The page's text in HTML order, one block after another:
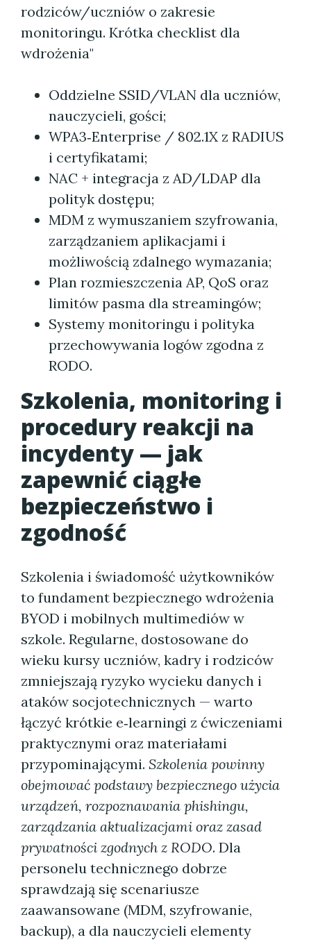
rodziców/uczniów o zakresie
monitoringu. Krótka checklist dla
wdrożenia"
Oddzielne SSID/VLAN dla uczniów,
nauczycieli, gości;
WPA3‑Enterprise / 802.1X z RADIUS
i certyfikatami;
NAC + integracja z AD/LDAP dla
polityk dostępu;
MDM z wymuszaniem szyfrowania,
zarządzaniem aplikacjami i
możliwością zdalnego wymazania;
Plan rozmieszczenia AP, QoS oraz
limitów pasma dla streamingów;
Systemy monitoringu i polityka
przechowywania logów zgodna z
RODO.
Szkolenia, monitoring i
procedury reakcji na
incydenty — jak
zapewnić ciągłe
bezpieczeństwo i
zgodność
Szkolenia i świadomość użytkowników
to fundament bezpiecznego wdrożenia
BYOD i mobilnych multimediów w
szkole. Regularne, dostosowane do
wieku kursy uczniów, kadry i rodziców
zmniejszają ryzyko wycieku danych i
ataków socjotechnicznych — warto
łączyć krótkie e‑learningi z ćwiczeniami
praktycznymi oraz materiałami
przypominającymi. Szkolenia powinny
obejmować podstawy bezpiecznego użycia
urządzeń, rozpoznawania phishingu,
zarządzania aktualizacjami oraz zasad
prywatności zgodnych z RODO. Dla
personelu technicznego dobrze
sprawdzają się scenariusze
zaawansowane (MDM, szyfrowanie,
backup), a dla nauczycieli elementy